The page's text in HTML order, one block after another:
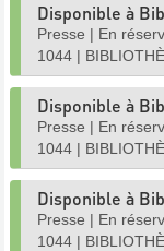
Disponible à
Presse | En
1044 |
Disponible à
Presse | En
1044 |
Disponible à
Presse | En
1044 |